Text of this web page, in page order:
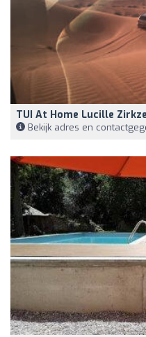
TUI At Home Lucille
Bekijk adres en